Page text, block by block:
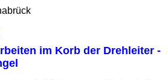
im Korb der Drehleiter -